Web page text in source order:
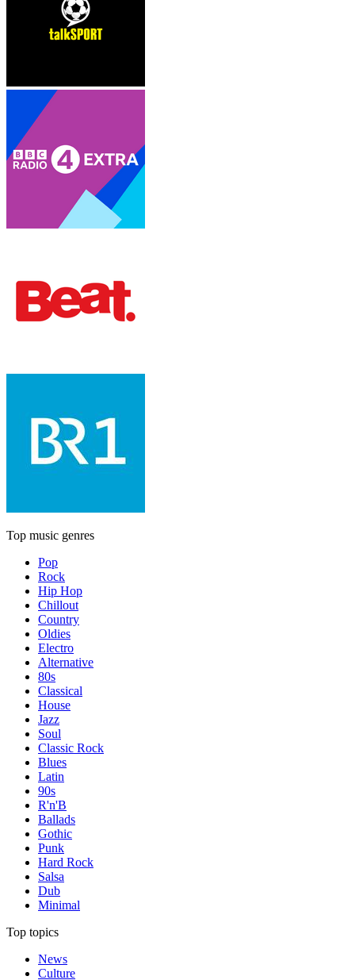
Top music genres
Pop
Rock
Hip Hop
Chillout
Country
Oldies
Electro
Alternative
80s
Classical
House
Jazz
Soul
Classic Rock
Blues
Latin
90s
R'n'B
Ballads
Gothic
Punk
Hard Rock
Salsa
Dub
Minimal
Top topics
News
Culture